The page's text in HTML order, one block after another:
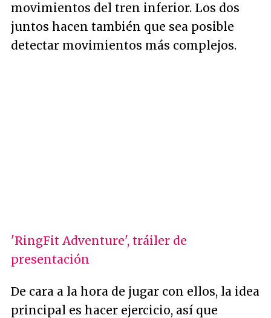
movimientos del tren inferior. Los dos
juntos hacen también que sea posible
detectar movimientos más complejos.
'RingFit Adventure', tráiler de
presentación
De cara a la hora de jugar con ellos, la idea
principal es hacer ejercicio, así que